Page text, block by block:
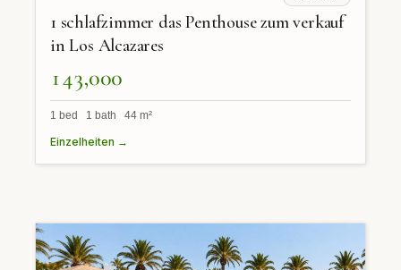
1 schlafzimmer das Penthouse zum verkauf
in Los Alcazares
143,000
1 bed 1 bath 44 m²
Einzelheiten →